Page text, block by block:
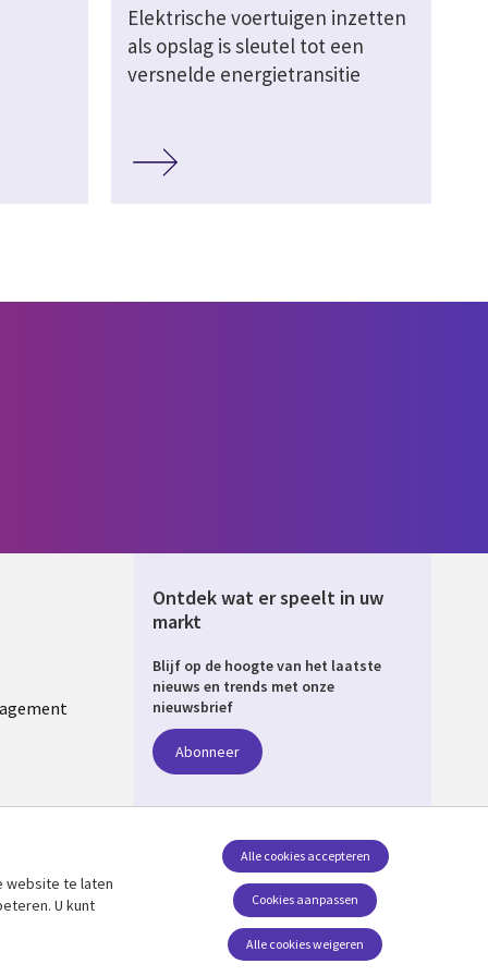
Elektrische voertuigen inzetten
als opslag is sleutel tot een
versnelde energietransitie
Ontdek wat er speelt in uw
markt
Blijf op de hoogte van het laatste
nieuws en trends met onze
nieuwsbrief
Abonneer
Social Media NETHERLANDS
website te laten
U kunt
Cookies aanpassen
Alle cookies accepteren
Alle cookies weigeren